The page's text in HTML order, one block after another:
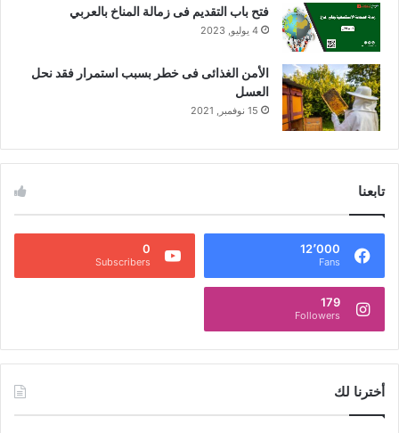
فتح باب التقديم فى زمالة المناخ بالعربي
4 يوليو, 2023
الأمن الغذائى فى خطر بسبب استمرار فقد نحل
العسل
15 نوفمبر, 2021
تابعنا
12٬000
Fans
0
Subscribers
179
Followers
أخترنا لك